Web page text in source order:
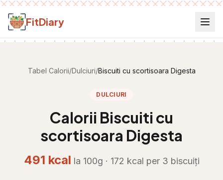
Salt la conținut
FitDiary
Tabel Calorii/Dulciuri/Biscuiti cu scortisoara Digesta
DULCIURI
Calorii Biscuiti cu
scortisoara Digesta
491 kcal la 100g · 172 kcal per 3 biscuiți